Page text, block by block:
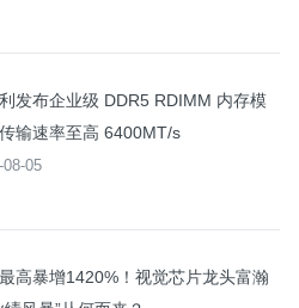
发布企业级 DDR5 RDIMM 内存模
输速率至高 6400MT/s
08-05
高暴增1420%！视觉芯片龙头富瀚